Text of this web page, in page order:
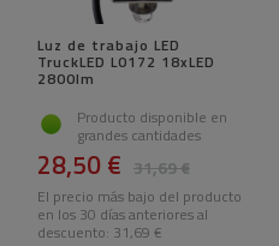
Luz de trabajo LED
TruckLED L0172 18xLED
2800lm
Producto disponible en
grandes cantidades
31,69 €
28,50 €
El precio más bajo del producto
en los 30 días anteriores al
descuento: 31,69 €